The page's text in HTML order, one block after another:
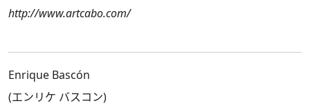
http://www.artcabo.com/
Enrique Bascón
(エンリケ バスコン)